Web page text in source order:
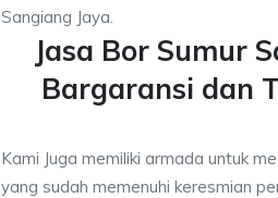
Sangiang Jaya.
Jasa Bor Sumur
Bargaransi dan
Kami Juga memiliki armada untuk
yang sudah memenuhi keresmian